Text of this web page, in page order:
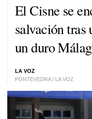
El Cisne se
salvación
un duro
LA VOZ
PONTEVEDRA / LA VOZ